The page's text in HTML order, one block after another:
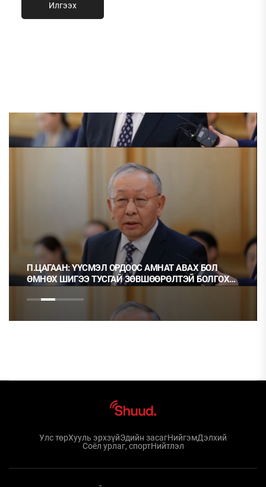
Илгээх
П.ЦАГААН: ҮҮСМЭЛ ОРДООС АМНАТ АВАХ БОЛ
ӨМНӨХ ШИГЭЭ ТУСГАЙ ЗӨВШӨӨРӨЛТЭЙ БОЛГОХ
Улс төрХууль эрхзүйЭдийн засагНийгэмДэлхий
Соёл урлаг, спортНийтлэл